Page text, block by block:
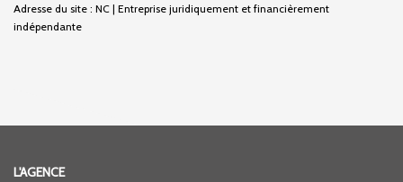
Adresse du site : NC | Entreprise juridiquement et financièrement
indépendante
L'AGENCE